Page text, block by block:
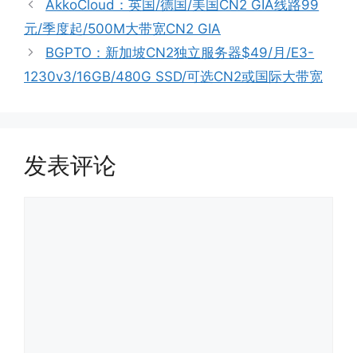
AkkoCloud：英国/德国/美国CN2 GIA线路99
元/季度起/500M大带宽CN2 GIA
BGPTO：新加坡CN2独立服务器$49/月/E3-
1230v3/16GB/480G SSD/可选CN2或国际大带宽
发表评论